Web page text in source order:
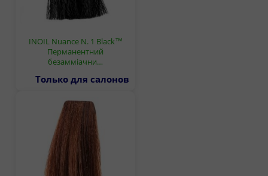
INOIL Nuance N. 1 Black™
Перманентний
безамміачни…
Только для салонов